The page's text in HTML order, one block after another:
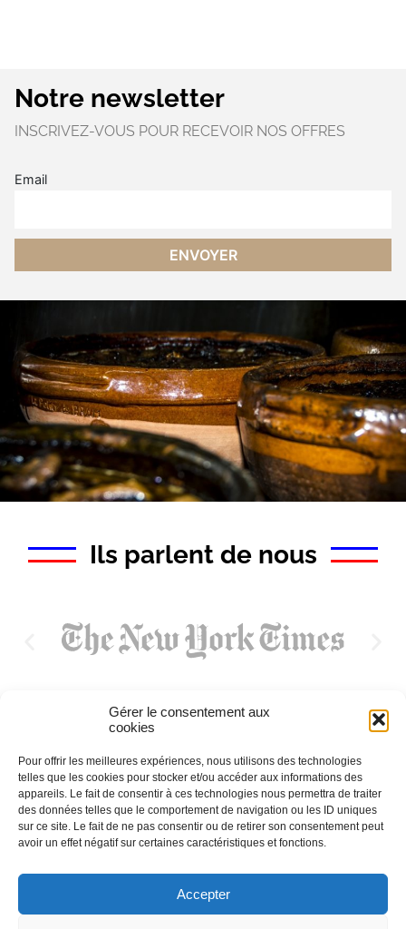
Gérer le consentement aux
cookies
Pour offrir les meilleures expériences, nous utilisons des technologies
telles que les cookies pour stocker et/ou accéder aux informations des
appareils. Le fait de consentir à ces technologies nous permettra de traiter
des données telles que le comportement de navigation ou les ID uniques
sur ce site. Le fait de ne pas consentir ou de retirer son consentement peut
avoir un effet négatif sur certaines caractéristiques et fonctions.
Accepter
Notre newsletter
INSCRIVEZ-VOUS POUR RECEVOIR NOS OFFRES
Email
Ils parlent de nous